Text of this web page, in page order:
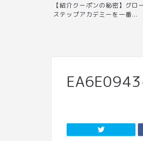
【紹介クーポンの秘密】グロ
ステップアカデミーを一番...